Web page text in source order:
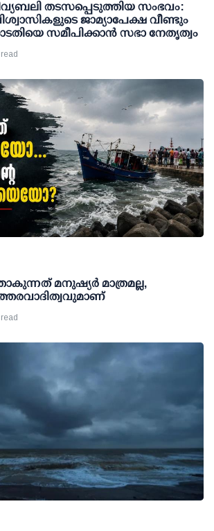
തടസപ്പെടുത്തിയ സംഭവം:
ജാമ്യാപേക്ഷ വീണ്ടും
സമീപിക്കാൻ സഭാ നേതൃത്വം
മനുഷ്യർ മാത്രമല്ല,